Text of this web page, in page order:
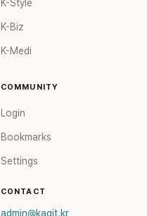
K-Style
K-Biz
K-Medi
COMMUNITY
Login
Bookmarks
Settings
CONTACT
admin@kagit.kr